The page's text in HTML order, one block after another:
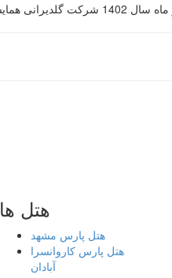
هتل ها
هتل پارس مشهد
هتل پارس کاروانسرا
آبادان